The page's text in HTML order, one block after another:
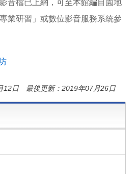
音檔已上網，可至本館編目園地
業研習」或數位影音服務系統參
12日 最後更新：2019年07月26日